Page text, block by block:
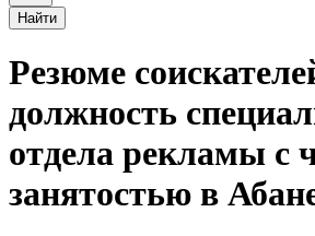
Найти
Резюме
должность
отдела рекламы с
занятостью в